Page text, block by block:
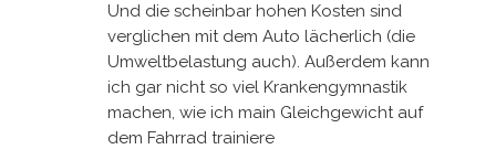
Und die scheinbar hohen Kosten sind
verglichen mit dem Auto lächerlich (die
Umweltbelastung auch). Außerdem kann
ich gar nicht so viel Krankengymnastik
machen, wie ich main Gleichgewicht auf
dem Fahrrad trainiere